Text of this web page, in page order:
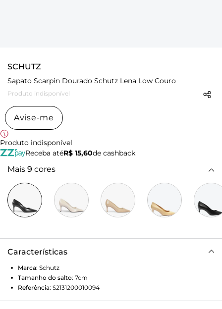
SCHUTZ
Sapato Scarpin Dourado Schutz Lena Low Couro
Produto indisponível
Avise-me
Produto indisponível
Receba atéR$ 15,60de cashback
Mais 9 cores
Características
Marca: Schutz
Tamanho do salto: 7cm
Referência: S2131200010094